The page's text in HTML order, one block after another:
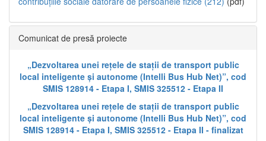
Comunicat de presă proiecte
„Dezvoltarea unei rețele de stații de transport public
local inteligente și autonome (Intelli Bus Hub Net)”, cod
SMIS 128914 - Etapa I, SMIS 325512 - Etapa II
„Dezvoltarea unei rețele de stații de transport public
local inteligente și autonome (Intelli Bus Hub Net)”, cod
SMIS 128914 - Etapa I, SMIS 325512 - Etapa II - finalizat